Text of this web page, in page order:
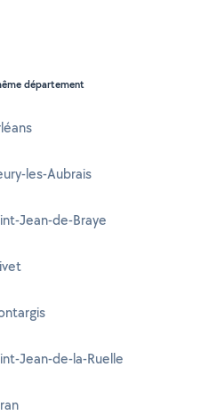
département
les-Aubrais
Jean-de-Braye
Jean-de-la-Ruelle